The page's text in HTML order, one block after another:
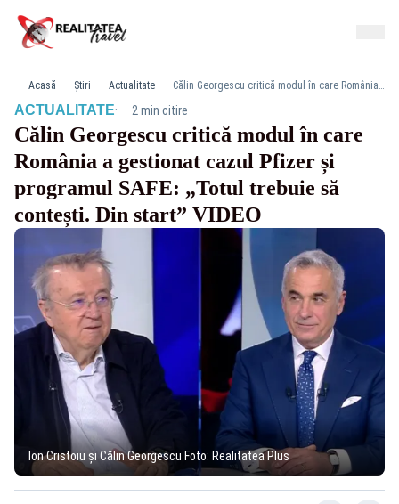
Acasă Știri Actualitate Călin Georgescu critică modul în care România a gestionat cazul Pfizer și programul SAFE: „Totul trebuie să contești. Din start” VIDEO
ACTUALITATE· 2 min citire
Călin Georgescu critică modul în care
România a gestionat cazul Pfizer și
programul SAFE: „Totul trebuie să
contești. Din start” VIDEO
Ion Cristoiu și Călin Georgescu Foto: Realitatea Plus